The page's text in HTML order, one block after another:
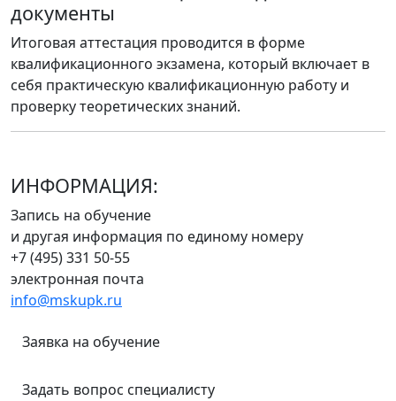
документы
Итоговая аттестация проводится в форме
квалификационного экзамена, который включает в
себя практическую квалификационную работу и
проверку теоретических знаний.
ИНФОРМАЦИЯ:
Запись на обучение
и другая информация по единому номеру
+7 (495) 331 50-55
электронная почта
info@mskupk.ru
Заявка на обучение
Задать вопрос специалисту